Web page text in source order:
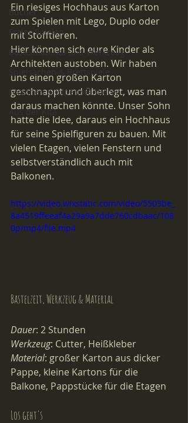
Bücher
Freies Spielen
Bastelmaterial und Werkzeug
Spielsachen & Brettspiele
Forschen & Experimentieren
Aus der Kita
Ein riesiges Hochhaus aus Karton
zum Spielen mit Lego, Duplo oder
mit Stofftieren.
Hier können sich eure Kinder als
Architekten austoben. Wir haben
uns einen großen Karton
geschnappt und überlegt, was man
daraus machen könnte. Unser Sohn
hatte die Idee, daraus ein Hochhaus
für seine Spielfiguren zu bauen. Mit
vielen Etagen, vielen Fenstern und
selbstverständlich auch mit
Balkonen.
https://video.wixstatic.com/video/5503be_
8a4519ffeeaf4a29a9a7dde760cdbaac/108
0p/mp4/file.mp4
Bastelzeit, Werkzeug & Material
Dauer: 2 Stunden
Werkzeug: Cutter, Heißkleber
Material: großer Karton aus dicker
Pappe, kleine Kartons für die
Balkone, Pappstücke für die Etagen
Los geht's